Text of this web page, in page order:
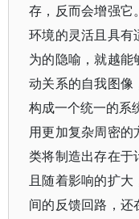
存，反而会增强它
环境的灵活且具有
为的隐喻，就越
动关系的自我图像
构成一个统一的系
用更加复杂周密的
类将制造出存在于
且随着影响的扩
间的反馈回路，还